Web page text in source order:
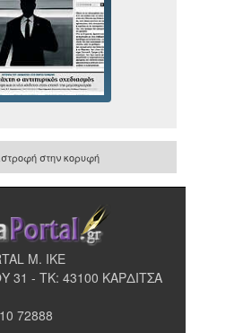
στην κορυφή
Μ. ΙΚΕ
31 - ΤΚ: 43100 ΚΑΡΔΙΤΣΑ
72888